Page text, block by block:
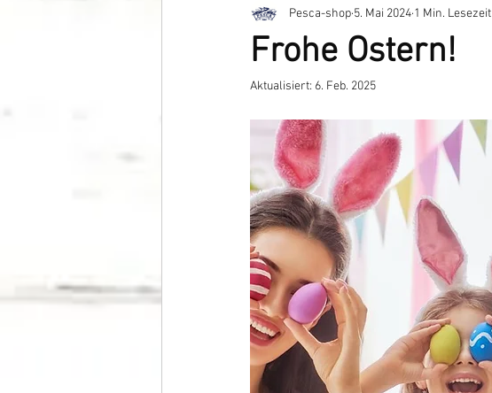
Frohe Ostern!
Pesca-shop 5. Mai 2024 1 Min. Lesezeit
Aktualisiert: 6. Feb. 2025